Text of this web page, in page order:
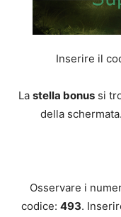
Inserire il
La stella bonussi
della
Osservare i
codice: 493.